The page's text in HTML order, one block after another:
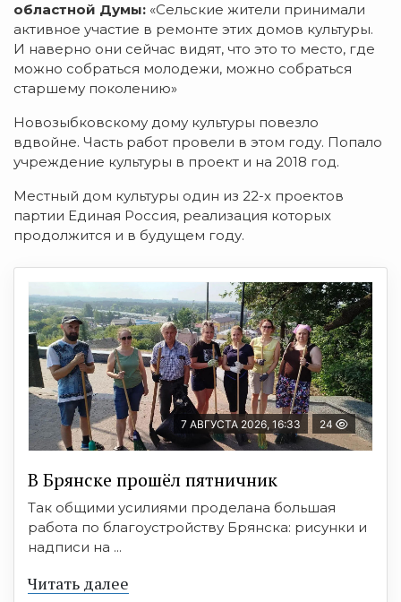
областной Думы: «Сельские жители принимали
активное участие в ремонте этих домов культуры.
И наверно они сейчас видят, что это то место, где
можно собраться молодежи, можно собраться
старшему поколению»
Новозыбковскому дому культуры повезло
вдвойне. Часть работ провели в этом году. Попало
учреждение культуры в проект и на 2018 год.
Местный дом культуры один из 22-х проектов
партии Единая Россия, реализация которых
продолжится и в будущем году.
7 АВГУСТА 2026, 16:33 24
В Брянске прошёл пятничник
Так общими усилиями проделана большая
работа по благоустройству Брянска: рисунки и
надписи на ...
Читать далее